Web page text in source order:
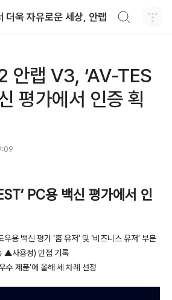
더욱 자유로운 세상, 안랩
안랩 V3, ‘AV-TES
평가에서 인증 획
’PC용 백신 평가에서 인
우용 백신 평가 ‘홈 유저’ 및 ‘비즈니스 유저’ 부문
▲사용성) 만점 기록
수 제품’에 올해 세 차례 선정